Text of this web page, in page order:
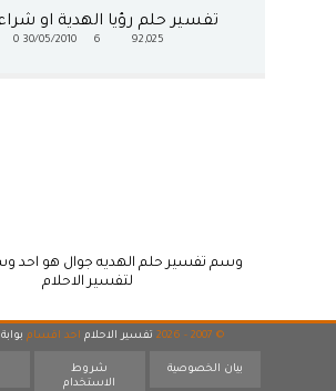
تفسير حلم رؤيا الهدية او
92,025
30/05/2010
0
وسم تفسير حلم الهديه جوال هو احد
لتفسير الاحلام
© 2007 - 2026 تفسير الاحلام احد اقسام
بيان الخصوصية
شروط
الاستخدام